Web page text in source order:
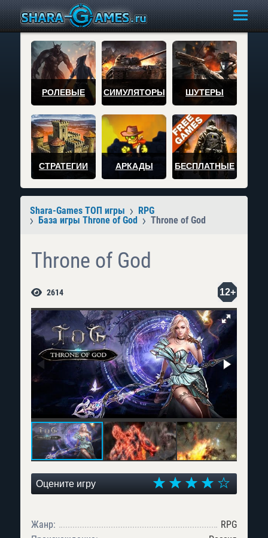
РОЛЕВЫЕ СИМУЛЯТОРЫ ШУТЕРЫ
СТРАТЕГИИ АРКАДЫ БЕСПЛАТНЫЕ
Shara-Games ТОП игры
RPG
База игры Throne of God
Throne of God
Throne of God
2614 12+
Оцените игру
Жанр:
RPG